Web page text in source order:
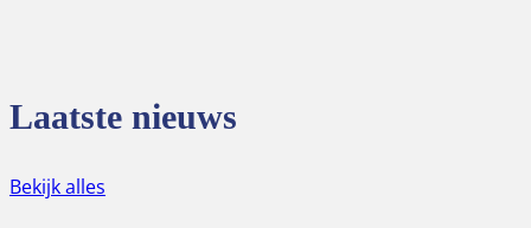
Laatste nieuws
Bekijk alles